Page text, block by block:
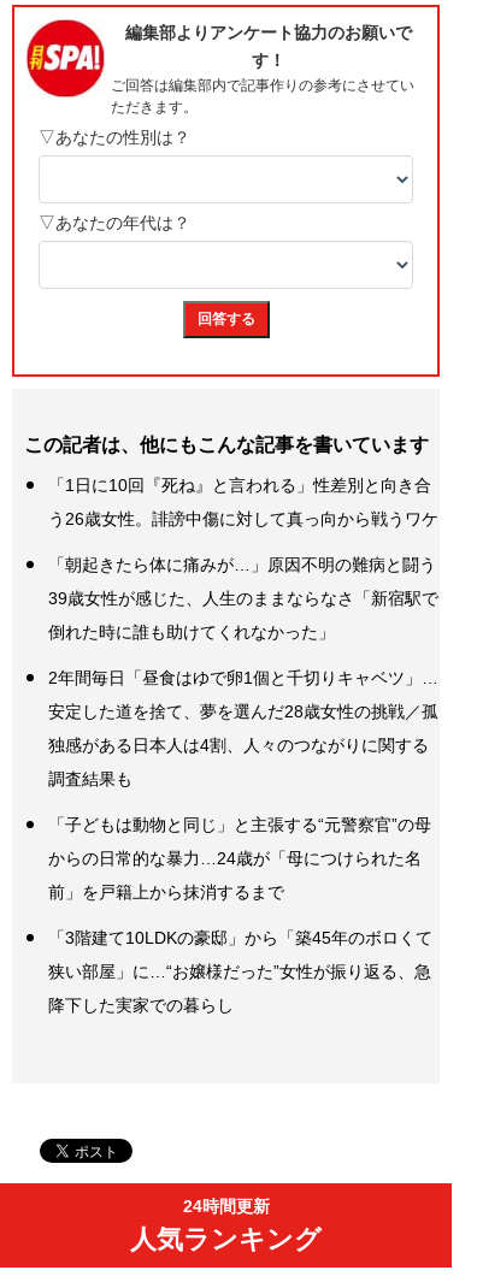
この記者は、他にもこんな記事を書いています
「1日に10回『死ね』と言われる」性差別と向き合
う26歳女性。誹謗中傷に対して真っ向から戦うワケ
「朝起きたら体に痛みが…」原因不明の難病と闘う
39歳女性が感じた、人生のままならなさ「新宿駅で
倒れた時に誰も助けてくれなかった」
2年間毎日「昼食はゆで卵1個と千切りキャベツ」…
安定した道を捨て、夢を選んだ28歳女性の挑戦／孤
独感がある日本人は4割、人々のつながりに関する
調査結果も
「子どもは動物と同じ」と主張する“元警察官”の母
からの日常的な暴力…24歳が「母につけられた名
前」を戸籍上から抹消するまで
「3階建て10LDKの豪邸」から「築45年のボロくて
狭い部屋」に…“お嬢様だった”女性が振り返る、急
降下した実家での暮らし
24時間更新
人気ランキング